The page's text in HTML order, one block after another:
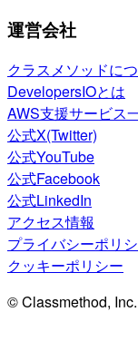
運営会社
クラスメソッドに
DevelopersIOとは
AWS支援サービス
公式X(Twitter)
公式YouTube
公式Facebook
公式LinkedIn
アクセス情報
プライバシーポリ
クッキーポリシー
© Classmethod,